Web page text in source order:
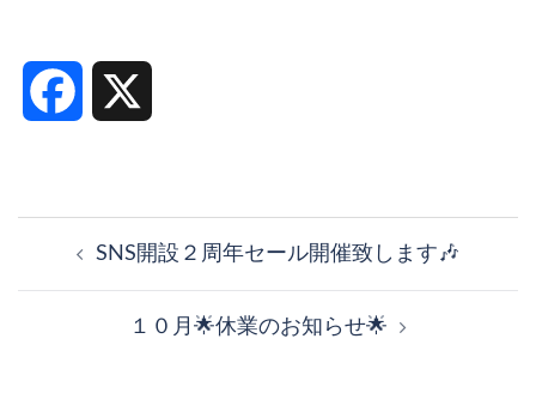
Facebook
SNS開設２周年セール開催致します🎶
１０月🌟休業のお知らせ🌟